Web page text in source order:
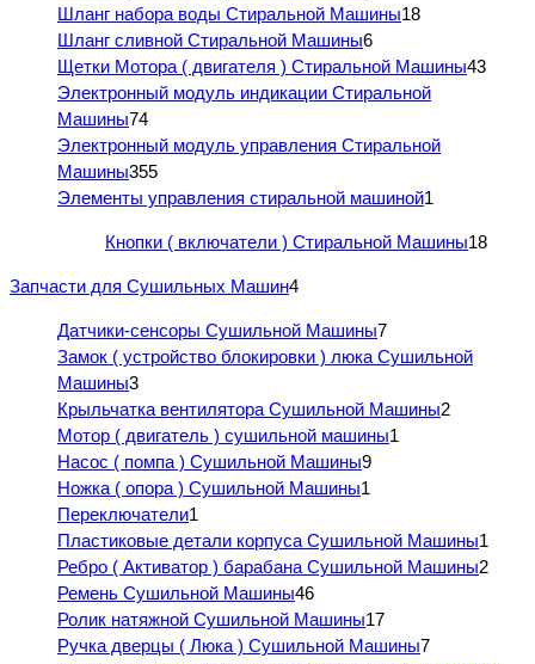
Шланг набора воды Стиральной Машины18
Шланг сливной Стиральной Машины6
Щетки Мотора ( двигателя ) Стиральной Машины43
Электронный модуль индикации Стиральной
Машины74
Электронный модуль управления Стиральной
Машины355
Элементы управления стиральной машиной1
Кнопки ( включатели ) Стиральной Машины18
Запчасти для Сушильных Машин4
Датчики-сенсоры Сушильной Машины7
Замок ( устройство блокировки ) люка Сушильной
Машины3
Крыльчатка вентилятора Сушильной Машины2
Мотор ( двигатель ) сушильной машины1
Насос ( помпа ) Сушильной Машины9
Ножка ( опора ) Сушильной Машины1
Переключатели1
Пластиковые детали корпуса Сушильной Машины1
Ребро ( Активатор ) барабана Сушильной Машины2
Ремень Сушильной Машины46
Ролик натяжной Сушильной Машины17
Ручка дверцы ( Люка ) Сушильной Машины7